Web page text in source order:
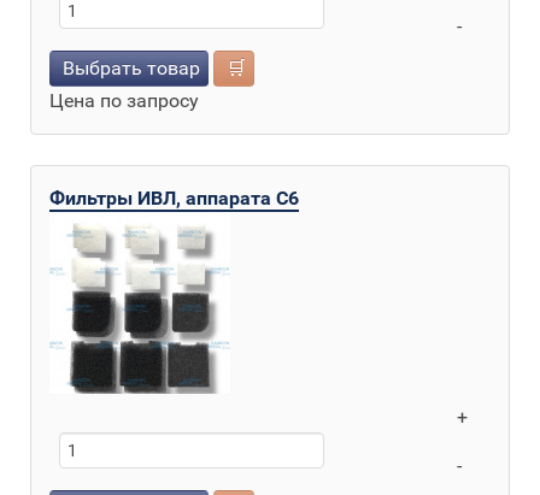
-
Выбрать товар
🛒
Цена по запросу
Фильтры ИВЛ, аппарата С6
+
-